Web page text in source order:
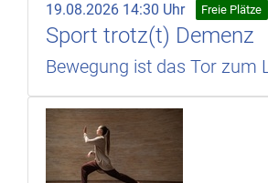
19.08.2026 14:30 Uhr Freie Plätze
Sport trotz(t) Demenz
Bewegung ist das Tor zum